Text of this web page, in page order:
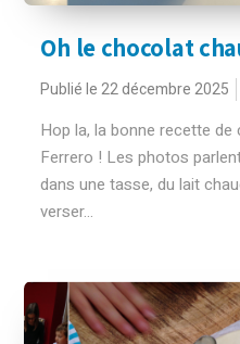
Oh le chocolat
Publié le 22 décembre 2025
Hop la, la bonne recette
Ferrero ! Les photos
dans une tasse, du lait
verser...